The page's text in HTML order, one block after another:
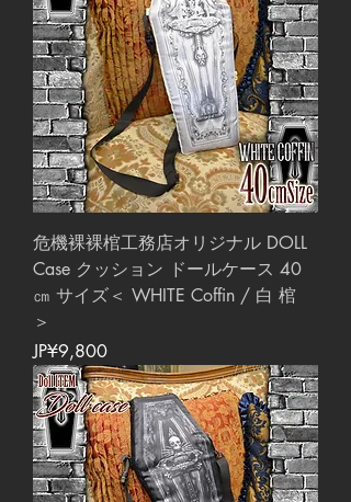
危機裸裸棺工務店オリジナル DOLL
Case クッション ドールケース 40
㎝ サイズ＜ WHITE Coffin / 白 棺
＞
價格
JP¥9,800